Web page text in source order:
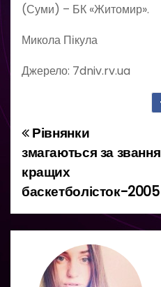
(Суми) – БК «Житомир».
Микола Пікула
Джерело: 7dniv.rv.ua
Н
а
в
і
Рівнянки
змагаються за звання
кращих
баскетболісток-2005